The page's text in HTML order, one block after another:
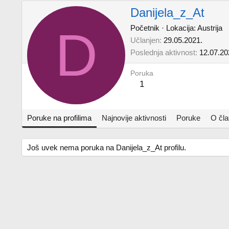
D
Danijela_z_At
Početnik · Lokacija: Austrija
Učlanjen 29.05.2021.
Poslednja aktivnost
Poruka
1
Poruke na profilima Najnovije aktivnosti Poruke O
Još uvek nema poruka na Danijela_z_At profilu.